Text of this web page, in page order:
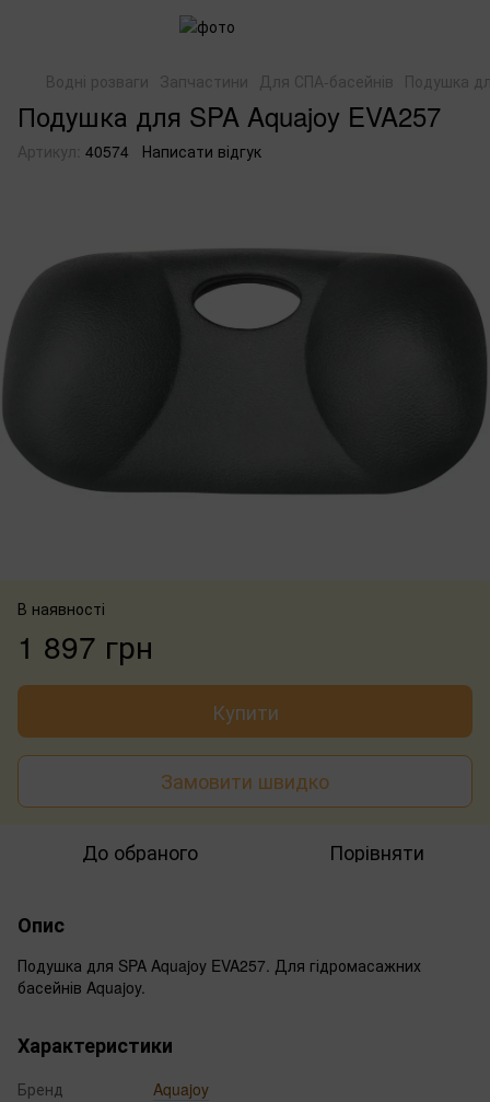
Водні розваги Запчастини Для СПА-басейнів Подушка
Подушка для SPA Aquajoy EVA257
Артикул: 40574 Написати відгук
В наявності
1 897 грн
Купити
Замовити швидко
До обраного Порівняти
Опис
Подушка для SPA Aquajoy EVA257. Для гідромасажних
басейнів Aquajoy.
Характеристики
Бренд
Aquajoy